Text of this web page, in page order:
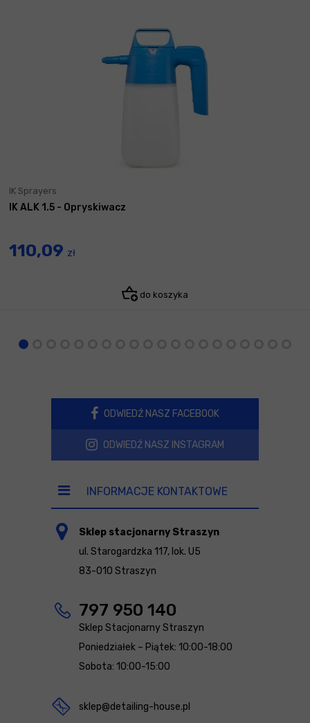
IK Sprayers
IK ALK 1.5 - Opryskiwacz
110,09 zł
do koszyka
ODWIEDŹ NASZ FACEBOOK
ODWIEDŹ NASZ INSTAGRAM
INFORMACJE KONTAKTOWE
Sklep stacjonarny Straszyn
ul. Starogardzka 117, lok. U5
83-010 Straszyn
797 950 140
Sklep Stacjonarny Straszyn
Poniedziałek – Piątek: 10:00-18:00
Sobota: 10:00-15:00
sklep@detailing-house.pl